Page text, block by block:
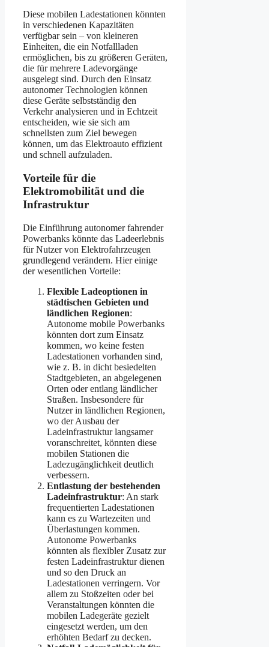
Diese mobilen Ladestationen könnten
in verschiedenen Kapazitäten
verfügbar sein – von kleineren
Einheiten, die ein Notfallladen
ermöglichen, bis zu größeren Geräten,
die für mehrere Ladevorgänge
ausgelegt sind. Durch den Einsatz
autonomer Technologien können
diese Geräte selbstständig den
Verkehr analysieren und in Echtzeit
entscheiden, wie sie sich am
schnellsten zum Ziel bewegen
können, um das Elektroauto effizient
und schnell aufzuladen.
Vorteile für die
Elektromobilität und die
Infrastruktur
Die Einführung autonomer fahrender
Powerbanks könnte das Ladeerlebnis
für Nutzer von Elektrofahrzeugen
grundlegend verändern. Hier einige
der wesentlichen Vorteile:
Flexible Ladeoptionen in
städtischen Gebieten und
ländlichen Regionen:
Autonome mobile Powerbanks
könnten dort zum Einsatz
kommen, wo keine festen
Ladestationen vorhanden sind,
wie z. B. in dicht besiedelten
Stadtgebieten, an abgelegenen
Orten oder entlang ländlicher
Straßen. Insbesondere für
Nutzer in ländlichen Regionen,
wo der Ausbau der
Ladeinfrastruktur langsamer
voranschreitet, könnten diese
mobilen Stationen die
Ladezugänglichkeit deutlich
verbessern.
Entlastung der bestehenden
Ladeinfrastruktur: An stark
frequentierten Ladestationen
kann es zu Wartezeiten und
Überlastungen kommen.
Autonome Powerbanks
könnten als flexibler Zusatz zur
festen Ladeinfrastruktur dienen
und so den Druck an
Ladestationen verringern. Vor
allem zu Stoßzeiten oder bei
Veranstaltungen könnten die
mobilen Ladegeräte gezielt
eingesetzt werden, um den
erhöhten Bedarf zu decken.